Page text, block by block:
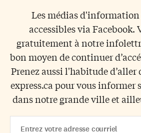
Les médias
accessibles via Facebook.
gratuitement à notre
bon moyen de continuer
Prenez aussi l'habitude
express.ca pour vous informer
dans notre grande ville et